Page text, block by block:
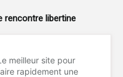
rencontre libertine
meilleur site pour
rapidement une